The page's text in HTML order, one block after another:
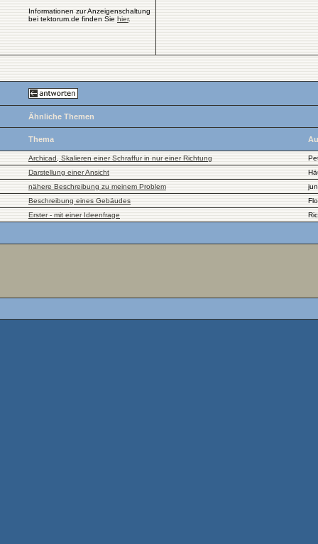
Informationen zur Anzeigenschaltung
bei tektorum.de finden Sie hier.
Ähnliche Themen
Thema
Archicad, Skalieren einer Schraffur in nur einer Richtung
Darstellung einer Ansicht
nähere Beschreibung zu meinem Problem
Beschreibung eines Gebäudes
Erster - mit einer Ideenfrage